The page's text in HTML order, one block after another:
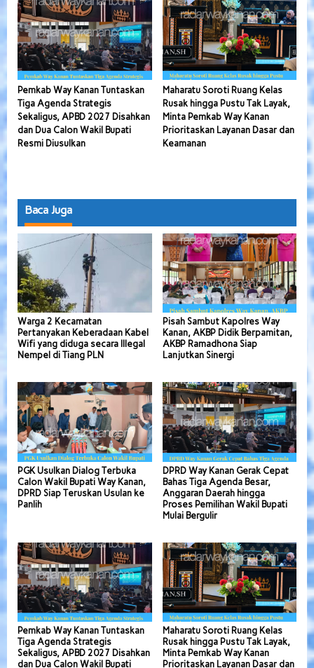
Pemkab Way Kanan Tuntaskan
Tiga Agenda Strategis
Sekaligus, APBD 2027 Disahkan
dan Dua Calon Wakil Bupati
Resmi Diusulkan
Maharatu Soroti Ruang Kelas
Rusak hingga Pustu Tak Layak,
Minta Pemkab Way Kanan
Prioritaskan Layanan Dasar dan
Keamanan
Baca Juga
Warga 2 Kecamatan
Pertanyakan Keberadaan Kabel
Wifi yang diduga secara Illegal
Nempel di Tiang PLN
Pisah Sambut Kapolres Way
Kanan, AKBP Didik Berpamitan,
AKBP Ramadhona Siap
Lanjutkan Sinergi
PGK Usulkan Dialog Terbuka
Calon Wakil Bupati Way Kanan,
DPRD Siap Teruskan Usulan ke
Panlih
DPRD Way Kanan Gerak Cepat
Bahas Tiga Agenda Besar,
Anggaran Daerah hingga
Proses Pemilihan Wakil Bupati
Mulai Bergulir
Pemkab Way Kanan Tuntaskan
Tiga Agenda Strategis
Sekaligus, APBD 2027 Disahkan
dan Dua Calon Wakil Bupati
Maharatu Soroti Ruang Kelas
Rusak hingga Pustu Tak Layak,
Minta Pemkab Way Kanan
Prioritaskan Layanan Dasar dan